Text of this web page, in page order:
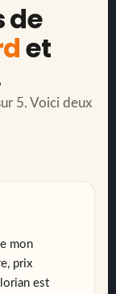
de
et
5. Voici deux
mon
prix
est